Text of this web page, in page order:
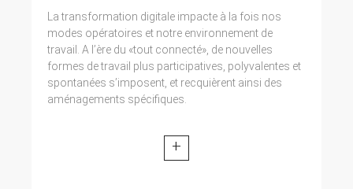
La transformation digitale impacte à la fois nos
modes opératoires et notre environnement de
travail. A l’ère du «tout connecté», de nouvelles
formes de travail plus participatives, polyvalentes et
spontanées s’imposent, et recquièrent ainsi des
aménagements spécifiques.
+